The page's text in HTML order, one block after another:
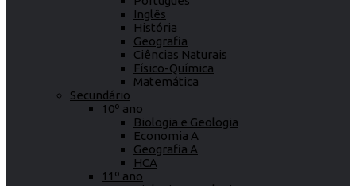
Inglês
História
Geografia
Ciências Naturais
Físico-Química
Matemática
Secundário
10º ano
Biologia e Geologia
Economia A
Geografia A
HCA
11º ano